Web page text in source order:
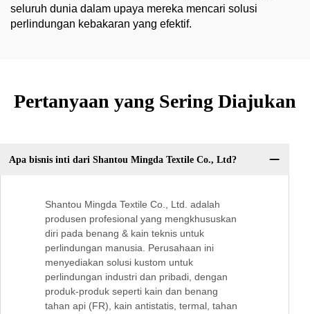
seluruh dunia dalam upaya mereka mencari solusi
perlindungan kebakaran yang efektif.
Pertanyaan yang Sering Diajukan
Apa bisnis inti dari Shantou Mingda Textile Co., Ltd?
Shantou Mingda Textile Co., Ltd. adalah
produsen profesional yang mengkhususkan
diri pada benang & kain teknis untuk
perlindungan manusia. Perusahaan ini
menyediakan solusi kustom untuk
perlindungan industri dan pribadi, dengan
produk-produk seperti kain dan benang
tahan api (FR), kain antistatis, termal, tahan